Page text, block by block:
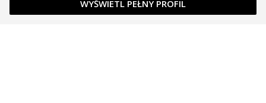
WYŚWIETL PEŁNY PROFIL